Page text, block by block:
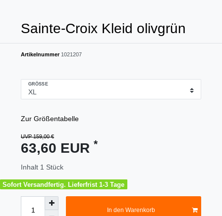
Sainte-Croix Kleid olivgrün
Artikelnummer 1021207
GRÖSSE
Zur Größentabelle
UVP 159,00 €
63,60 EUR *
Inhalt 1 Stück
Sofort Versandfertig. Lieferfrist 1-3 Tage
In den Warenkorb